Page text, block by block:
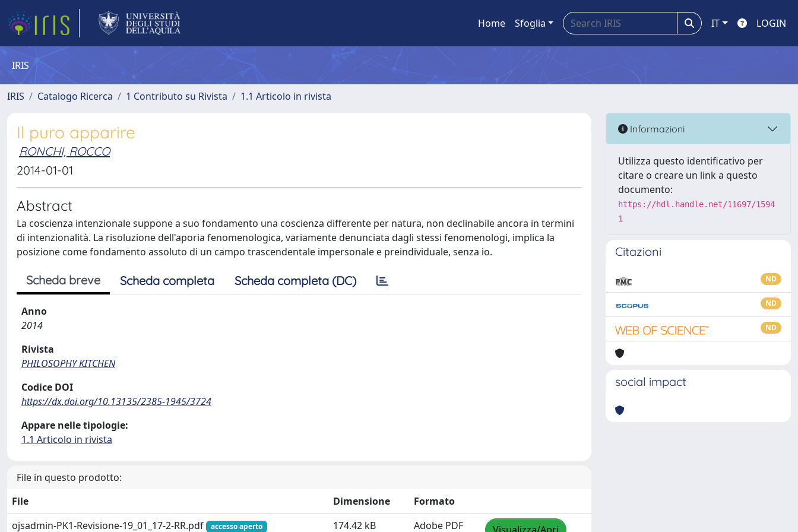
Home Sfoglia IT LOGIN
IRIS
IRIS Catalogo Ricerca 1 Contributo su Rivista 1.1 Articolo in rivista
Il puro apparire
RONCHI, ROCCO
2014-01-01
Abstract
La coscienza intenzionale suppone a suo fondamento una coscienza differente per natura, non declinabile ancora in termini
di intenzionalità. La risoluzione dell'aporia fenomenologica, variamente denunciata dagli stessi fenomenologi, implica la
posizione come fondamento assoluto di un campo trascendentale impersonale e preindividuale, senza io.
Scheda breve Scheda completa Scheda completa (DC)
Anno
2014
Rivista
PHILOSOPHY KITCHEN
Codice DOI
https://dx.doi.org/10.13135/2385-1945/3724
Appare nelle tipologie:
1.1 Articolo in rivista
File in questo prodotto:
File
Dimensione
Formato
ojsadmin-PK1-Revisione-19_01_17-2-RR.pdf
accesso aperto 174.42 kB Adobe PDF
Informazioni
Utilizza questo identificativo per
citare o creare un link a questo
documento:
https://hdl.handle.net/11697/1594
1
Citazioni
ND
ND
ND
social impact